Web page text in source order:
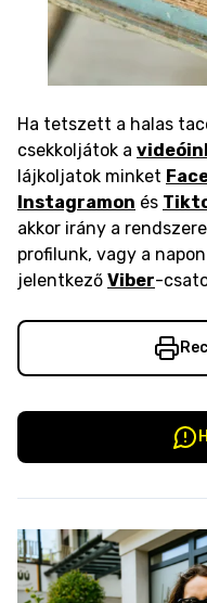
Ha tetszett a halas
csekkoljátok a
lájkoljatok minket
Instagramon és
akkor irány a
profilunk, vagy a
jelentkező Viber-